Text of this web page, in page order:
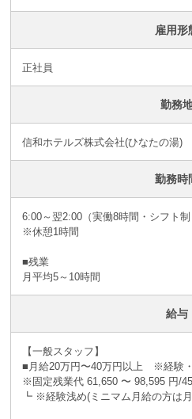
雇用形
正社員
勤務
信和ホテルズ株式会社(ひなたの湯)
勤務時
6:00～翌2:00（実働8時間・シフト制
※休憩1時間
■残業
月平均5～10時間
給与
【一般スタッフ】
■月給20万円〜40万円以上 ※経験
※固定残業代 61,650 〜 98,595 円/
┗ ※経験浅め(ミニマム月給の方は